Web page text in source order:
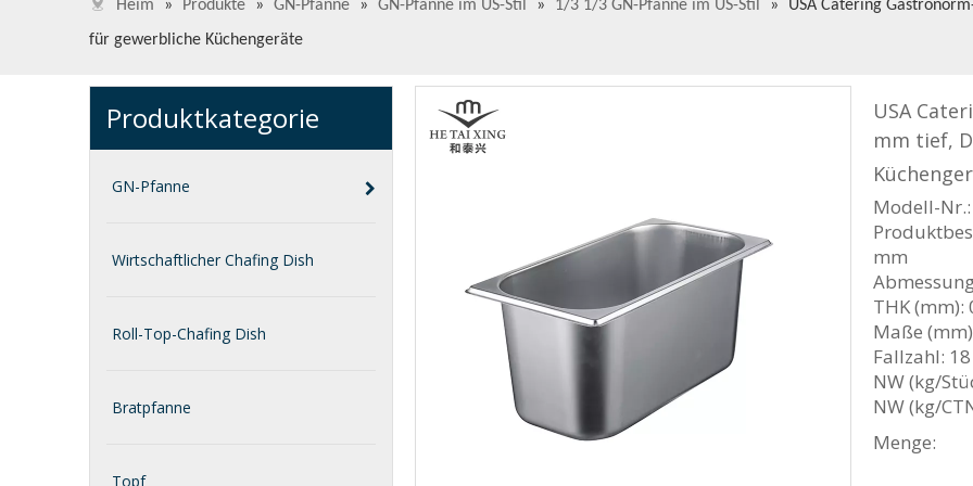
Heim » Produkte » GN-Pfanne » GN-Pfanne im US-Stil » 1/3 1/3 GN-Pfanne im US-Stil »
USA Catering
für gewerbliche Küchengeräte
Produktkategorie
GN-Pfanne
Wirtschaftlicher Chafing Dish
Roll-Top-Chafing Dish
Bratpfanne
Topf
USA
mm tief,
Modell-
mm
THK (mm):
Maße
Fallzahl: 18
NW (kg/
NW (kg/
Menge: